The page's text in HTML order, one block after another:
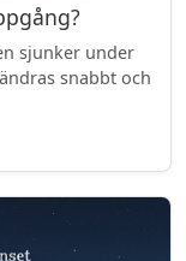
sjunker under
snabbt och